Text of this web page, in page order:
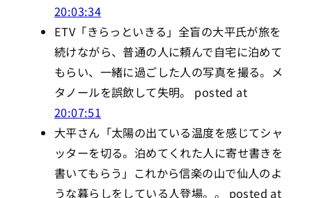
20:03:34
ETV「きらっといきる」全盲の大平氏が旅を
続けながら、普通の人に頼んで自宅に泊めて
もらい、一緒に過ごした人の写真を撮る。メ
タノールを誤飲して失明。 posted at
20:07:51
大平さん「太陽の出ている温度を感じてシャ
ッターを切る。泊めてくれた人に寄せ書きを
書いてもらう」これから信楽の山で仙人のよ
うな暮らしをしている人登場。。 posted at